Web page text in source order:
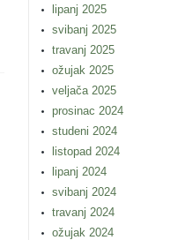
lipanj 2025
svibanj 2025
travanj 2025
ožujak 2025
veljača 2025
prosinac 2024
studeni 2024
listopad 2024
lipanj 2024
svibanj 2024
travanj 2024
ožujak 2024